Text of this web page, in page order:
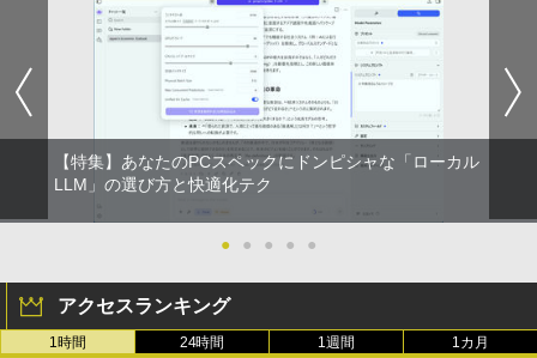
これから俺は、後輩に抱かれます 6【電
子限定かきおろし付】 【電子書籍】[ 佳
門サエコ ]
￥878
あかね噺 23 【電子書籍】[ 末永裕樹 ]
￥572
【2026年アップグレード版】AOKIMI ワイヤ
レスイヤホン bluetooth イヤホン V12 小型
軽量 ブルートゥースHi-Fi 最大36時間再生 ぶ
るーとゅーす コードレス ENCノイズキャン
セリング 自動ペアリング Type-C充電 マイク
付き 防水 タッチ式音量調整 スポーツ/通勤/通
学/WEB会議(ホワイト)
￥1,964
レスイヤホン Bluetooth 5.4 ノイズキャンセ
リング ANC 36時間再生
￥2,980
On My Road (Stadium ver.)
￥250
BUGS LIFE
￥250
by Amazon 天然水ラベルレス 2L×9本
￥1,117
コカ・コーラ やかんの麦茶 from 爽健美茶 ラ
ベルレス 650mlPET×24本
HUNTER×HUNTER モノクロ版 39 (ジャンプ
コミックスDIGITAL)
￥572
スーパーの裏でヤニ吸うふたり 9巻 (デジタル
￥810
【特集】あなたのPCスペックにドンピシャな「ローカル
LLM」の選び方と快適化テク
● ● ● ● ●
アクセスランキング
1時間 24時間 1週間 1カ月